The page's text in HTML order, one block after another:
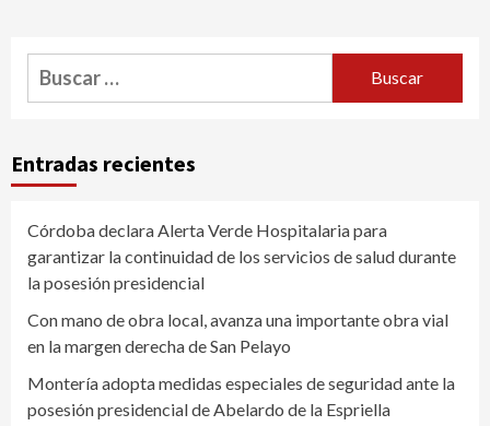
Buscar:
Entradas recientes
Córdoba declara Alerta Verde Hospitalaria para
garantizar la continuidad de los servicios de salud durante
la posesión presidencial
Con mano de obra local, avanza una importante obra vial
en la margen derecha de San Pelayo
Montería adopta medidas especiales de seguridad ante la
posesión presidencial de Abelardo de la Espriella